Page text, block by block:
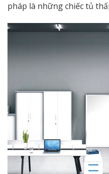
pháp là những chiếc tủ